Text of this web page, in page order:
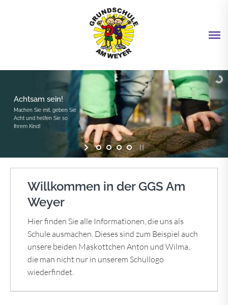
Achtsam sein!
Machen Sie mit, geben Sie
Acht und helfen Sie so
Ihrem Kind!
Willkommen in der GGS Am
Weyer
Hier finden Sie alle Informationen, die uns als
Schule ausmachen. Dieses sind zum Beispiel auch
unsere beiden Maskottchen Anton und Wilma,
die man nicht nur in unserem Schullogo
wiederfindet.